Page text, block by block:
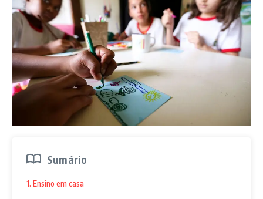
Sumário
1. Ensino em casa